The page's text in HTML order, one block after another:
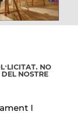
NO
NOSTRE
l